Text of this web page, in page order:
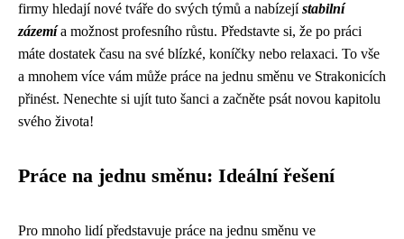
firmy hledají nové tváře do svých týmů a nabízejístabilní
zázemía možnost profesního růstu. Představte si, že po práci
máte dostatek času na své blízké, koníčky nebo relaxaci. To vše
a mnohem více vám může práce na jednu směnu ve Strakonicích
přinést. Nenechte si ujít tuto šanci a začněte psát novou kapitolu
svého života!
Práce na jednu směnu: Ideální řešení
Pro mnoho lidí představuje práce na jednu směnu ve